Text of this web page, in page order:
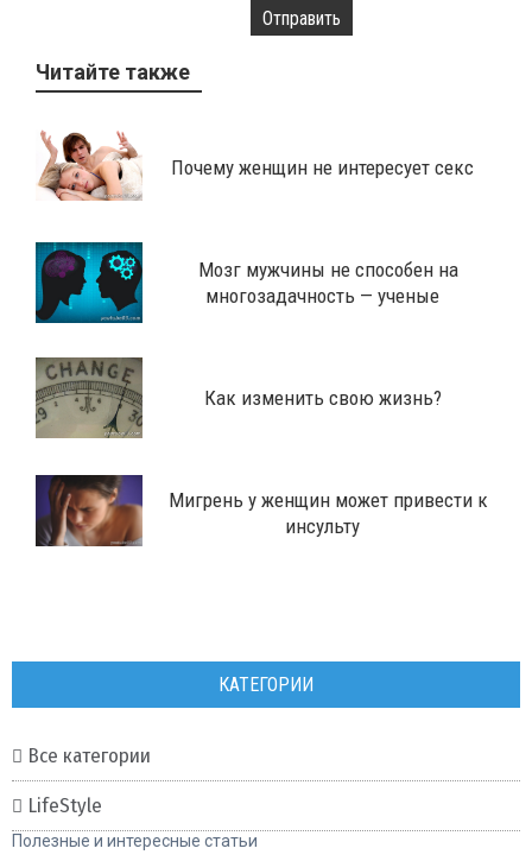
Отправить
Читайте также
Почему женщин не интересует секс
Мозг мужчины не способен на
многозадачность — ученые
Как изменить свою жизнь?
​Мигрень у женщин может привести к
инсульту
КАТЕГОРИИ
Все категории
LifeStyle
Полезные и интересные статьи